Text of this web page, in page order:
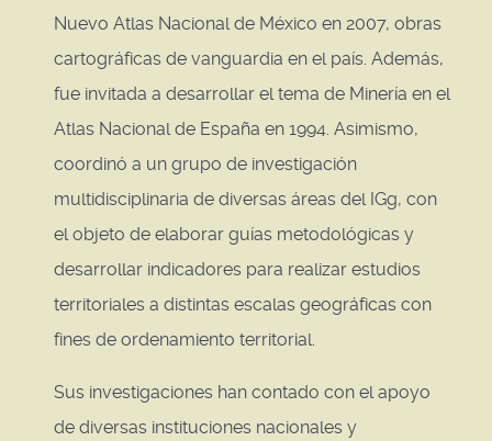
Nuevo Atlas Nacional de México en 2007, obras
cartográficas de vanguardia en el país. Además,
fue invitada a desarrollar el tema de Minería en el
Atlas Nacional de España en 1994. Asimismo,
coordinó a un grupo de investigación
multidisciplinaria de diversas áreas del IGg, con
el objeto de elaborar guías metodológicas y
desarrollar indicadores para realizar estudios
territoriales a distintas escalas geográficas con
fines de ordenamiento territorial.
Sus investigaciones han contado con el apoyo
de diversas instituciones nacionales y